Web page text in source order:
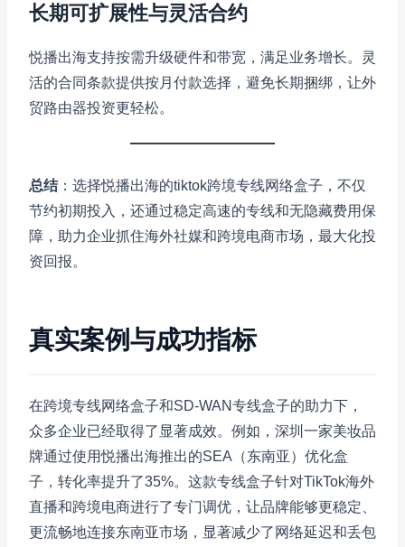
长期可扩展性与灵活合约
悦播出海支持按需升级硬件和带宽，满足业务增长。灵
活的合同条款提供按月付款选择，避免长期捆绑，让外
贸路由器投资更轻松。
总结：选择悦播出海的tiktok跨境专线网络盒子，不仅
节约初期投入，还通过稳定高速的专线和无隐藏费用保
障，助力企业抓住海外社媒和跨境电商市场，最大化投
资回报。
真实案例与成功指标
在跨境专线网络盒子和SD-WAN专线盒子的助力下，
众多企业已经取得了显著成效。例如，深圳一家美妆品
牌通过使用悦播出海推出的SEA（东南亚）优化盒
子，转化率提升了35%。这款专线盒子针对TikTok海外
直播和跨境电商进行了专门调优，让品牌能够更稳定、
更流畅地连接东南亚市场，显著减少了网络延迟和丢包